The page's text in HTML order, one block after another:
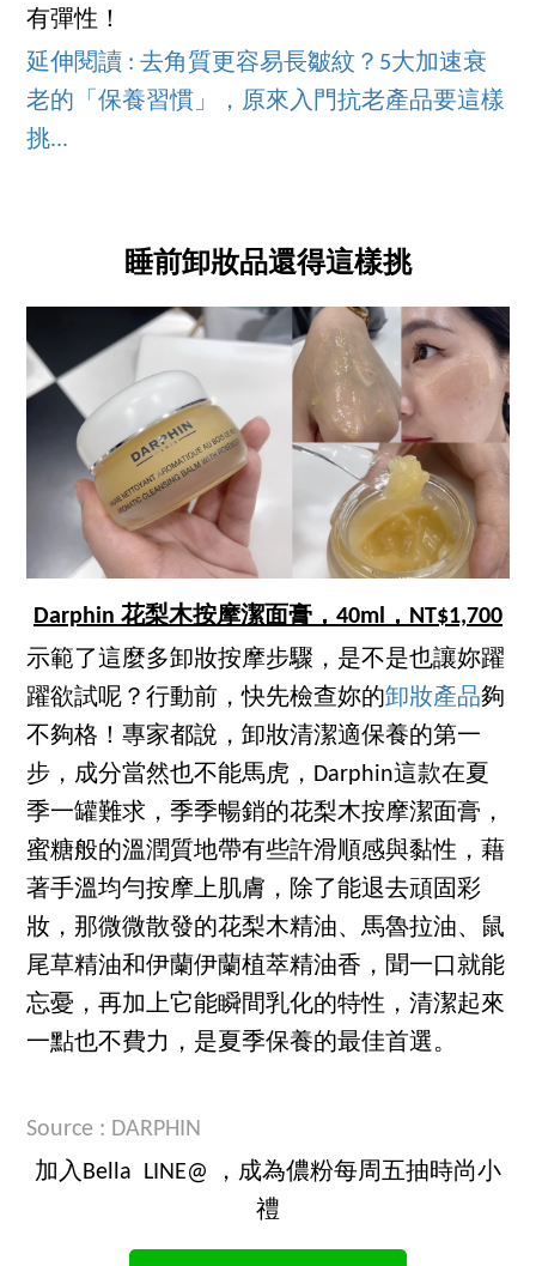
有彈性！
延伸閱讀 : 去角質更容易長皺紋？5大加速衰
老的「保養習慣」，原來入門抗老產品要這樣
挑...
睡前卸妝品還得這樣挑
Darphin 花梨木按摩潔面膏，40ml，NT$1,700
示範了這麼多卸妝按摩步驟，是不是也讓妳躍
躍欲試呢？行動前，快先檢查妳的卸妝產品夠
不夠格！專家都說，卸妝清潔適保養的第一
步，成分當然也不能馬虎，Darphin這款在夏
季一罐難求，季季暢銷的花梨木按摩潔面膏，
蜜糖般的溫潤質地帶有些許滑順感與黏性，藉
著手溫均勻按摩上肌膚，除了能退去頑固彩
妝，那微微散發的花梨木精油、馬魯拉油、鼠
尾草精油和伊蘭伊蘭植萃精油香，聞一口就能
忘憂，再加上它能瞬間乳化的特性，清潔起來
一點也不費力，是夏季保養的最佳首選。
Source : DARPHIN
加入Bella LINE@ ，成為儂粉每周五抽時尚小
禮